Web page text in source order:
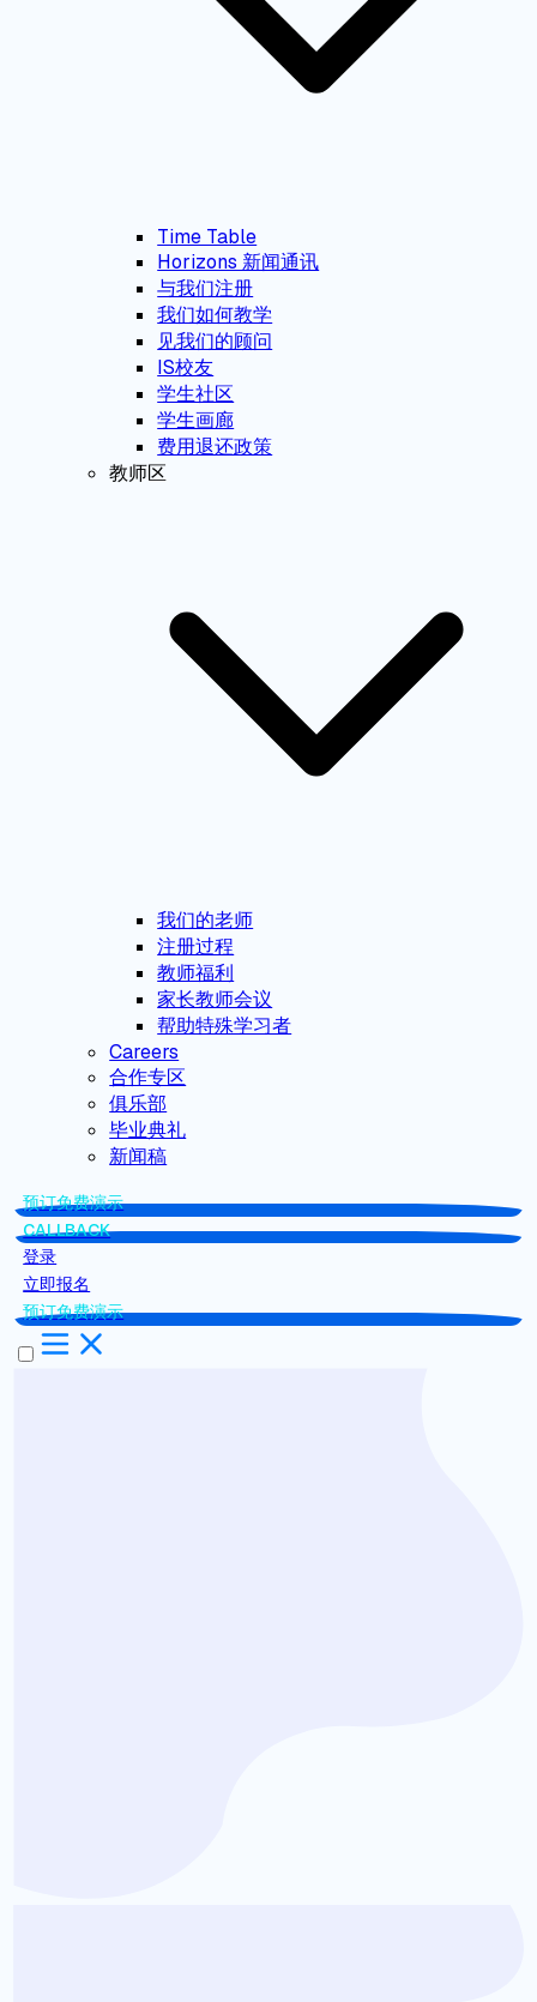
Time Table
Horizons 新闻通讯
与我们注册
我们如何教学
见我们的顾问
IS校友
学生社区
学生画廊
费用退还政策
教师区
我们的老师
注册过程
教师福利
家长教师会议
帮助特殊学习者
Careers
合作专区
俱乐部
毕业典礼
新闻稿
预订免费演示
CALLBACK
登录
立即报名
预订免费演示